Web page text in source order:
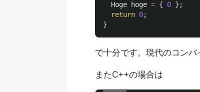
Hoge
hoge = { 0 };
return 0;
}
で十分です。現代のコン
またC++の場合は